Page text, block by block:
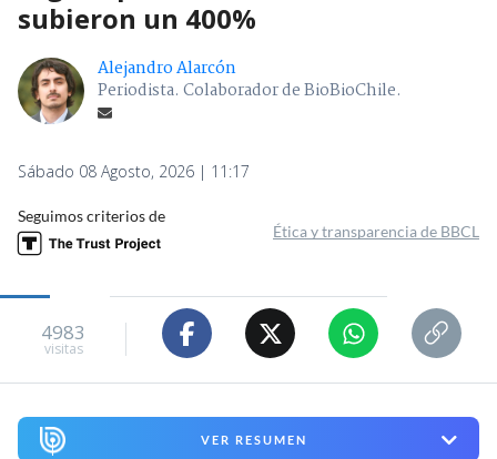
subieron un 400%
Alejandro Alarcón
Periodista. Colaborador de BioBioChile.
Sábado 08 Agosto, 2026 | 11:17
Seguimos criterios de
Ética y transparencia de BBCL
4983
visitas
VER RESUMEN